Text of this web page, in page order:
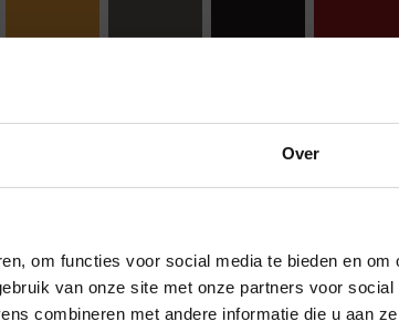
Over
om functies voor social media te bieden en om
van onze site met onze partners voor social
combineren met andere informatie die u aan
– 17:00
×